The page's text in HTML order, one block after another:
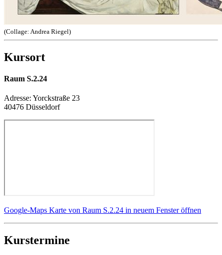
(Collage: Andrea Riegel)
Kursort
Raum S.2.24
Adresse: Yorckstraße 23
40476 Düsseldorf
Google-Maps Karte von Raum S.2.24 in neuem Fenster öffnen
Kurstermine